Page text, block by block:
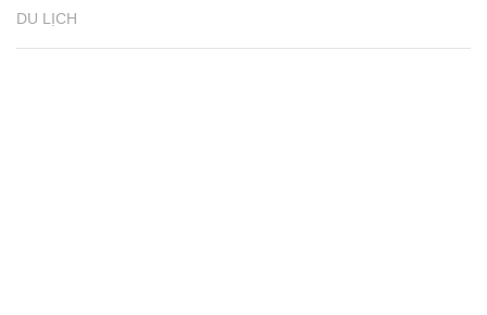
DU LỊCH